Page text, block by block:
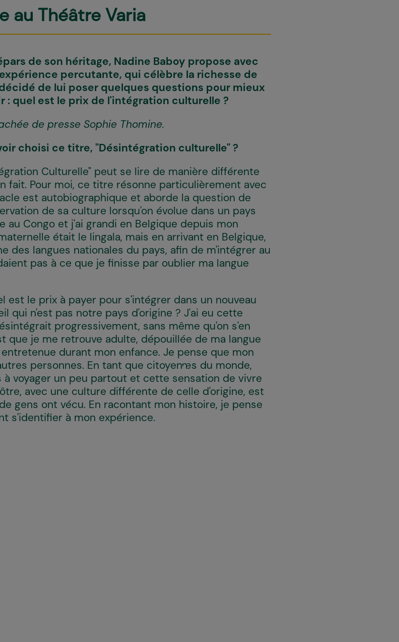
au Théâtre Varia
de son héritage, Nadine Baboy propose avec
percutante, qui célèbre la richesse de
de lui poser quelques questions pour mieux
: quel est le prix de l'intégration culturelle ?
de presse Sophie Thomine.
choisi ce titre, "Désintégration culturelle" ?
Culturelle" peut se lire de manière différente
fait. Pour moi, ce titre résonne particulièrement avec
est autobiographique et aborde la question de
de sa culture lorsqu'on évolue dans un pays
au Congo et j'ai grandi en Belgique depuis mon
était le lingala, mais en arrivant en Belgique,
des langues nationales du pays, afin de m'intégrer au
pas à ce que je finisse par oublier ma langue
est le prix à payer pour s'intégrer dans un nouveau
qui n'est pas notre pays d'origine ? J'ai eu cette
progressivement, sans même qu'on s'en
que je me retrouve adulte, dépouillée de ma langue
durant mon enfance. Je pense que mon
personnes. En tant que citoyen·nes du monde,
à voyager un peu partout et cette sensation de vivre
avec une culture différente de celle d'origine, est
gens ont vécu. En racontant mon histoire, je pense
s'identifier à mon expérience.